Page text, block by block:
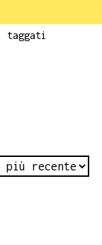
taggati